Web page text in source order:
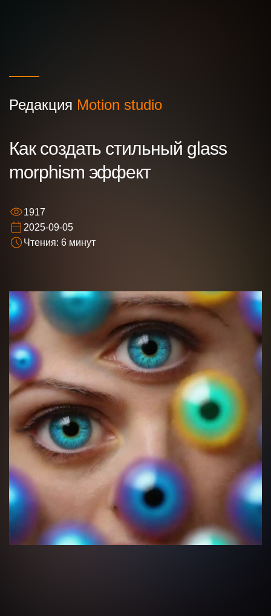
Редакция Motion studio
Как создать стильный glass
morphism эффект
1917
2025-09-05
Чтения: 6 минут
Ваш номер телефона
Ваша идея/ вопрос
Получить консультацию